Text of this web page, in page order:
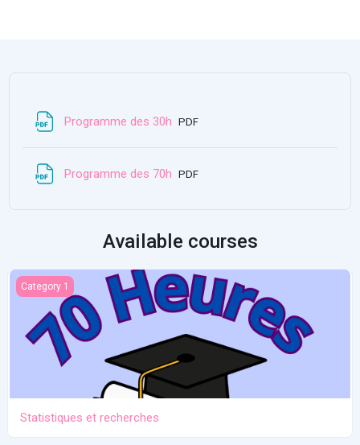
Programme des 30h File
PDF
Programme des 70h File
PDF
Available courses
Statistiques et recherches
Category 1
Statistiques et recherches